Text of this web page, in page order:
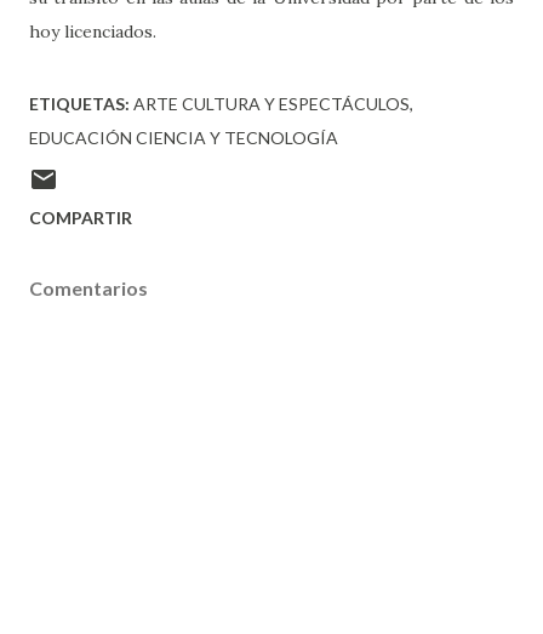
hoy licenciados.
ETIQUETAS: ARTE CULTURA Y ESPECTÁCULOS
EDUCACIÓN CIENCIA Y TECNOLOGÍA
COMPARTIR
Comentarios